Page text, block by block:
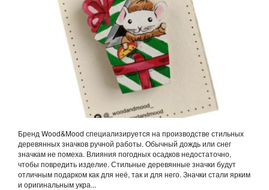
Бренд Wood&Mood специализируется на производстве стильных
деревянных значков ручной работы. Обычный дождь или снег
значкам не помеха. Влияния погодных осадков недостаточно,
чтобы повредить изделие. Стильные деревянные значки будут
отличным подарком как для неё, так и для него. Значки стали ярким
и оригинальным укра...